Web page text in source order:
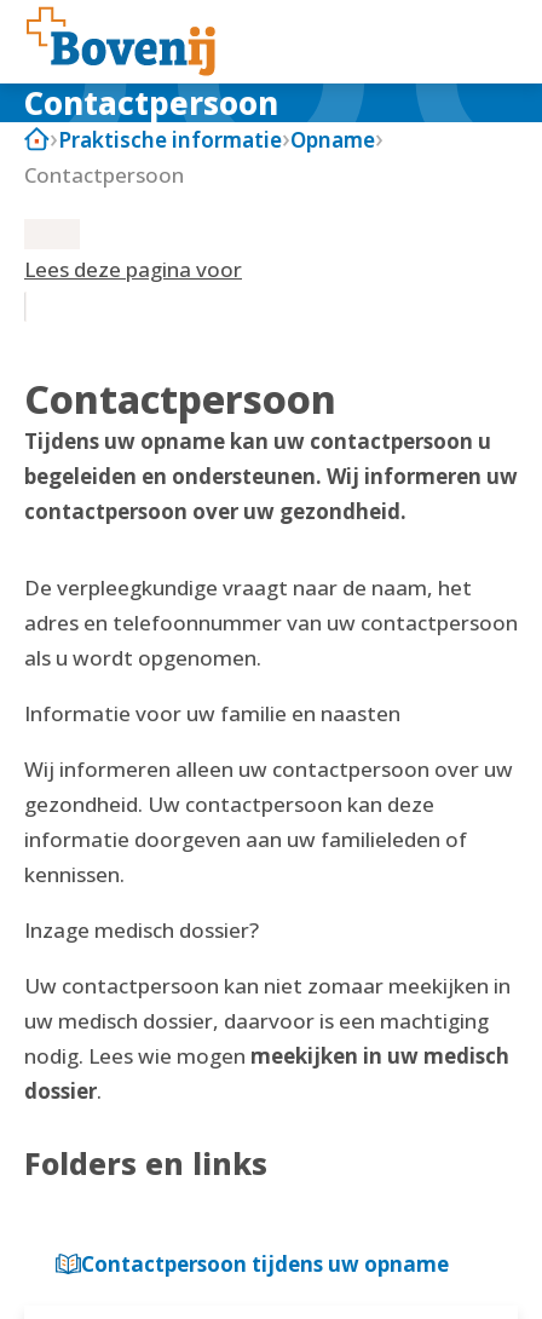
Contactpersoon
Praktische informatie Opname
Contactpersoon
Lees deze pagina voor
Contactpersoon
Tijdens uw opname kan uw contactpersoon u
begeleiden en ondersteunen. Wij informeren uw
contactpersoon over uw gezondheid.
De verpleegkundige vraagt naar de naam, het
adres en telefoonnummer van uw contactpersoon
als u wordt opgenomen.
Informatie voor uw familie en naasten
Wij informeren alleen uw contactpersoon over uw
gezondheid. Uw contactpersoon kan deze
informatie doorgeven aan uw familieleden of
kennissen.
Inzage medisch dossier?
Uw contactpersoon kan niet zomaar meekijken in
uw medisch dossier, daarvoor is een machtiging
nodig. Lees wie mogen meekijken in uw medisch
dossier.
Folders en links
Contactpersoon tijdens uw opname